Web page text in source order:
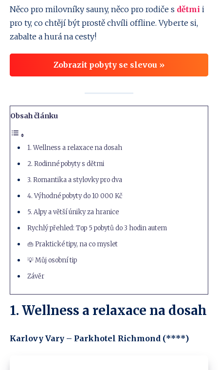
Něco pro milovníky sauny, něco pro rodiče s dětmi i
pro ty, co chtějí být prostě chvíli offline. Vyberte si,
zabalte a hurá na cesty!
Zobrazit pobyty se slevou »
Obsah článku
1. Wellness a relaxace na dosah
2. Rodinné pobyty s dětmi
3. Romantika a stylovky pro dva
4. Výhodné pobyty do 10 000 Kč
5. Alpy a větší úniky za hranice
Rychlý přehled: Top 5 pobytů do 3 hodin autem
👜 Praktické tipy, na co myslet
💡 Můj osobní tip
Závěr
1. Wellness a relaxace na dosah
Karlovy Vary – Parkhotel Richmond (****)